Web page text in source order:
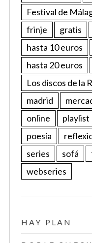
Festival de
frinje
gratis
hasta 10 euros
hasta 20 euros
Los discos de la
madrid
online
playlist
poesía
series
sofá
webseries
HAY PLAN